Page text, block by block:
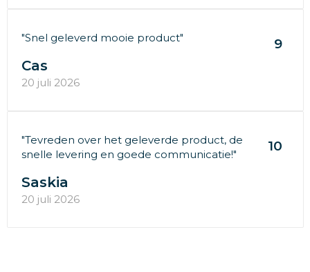
"Snel geleverd mooie product" 9
Cas
20 juli 2026
"Tevreden over het geleverde product, de
snelle levering en goede communicatie!"
10
Saskia
20 juli 2026